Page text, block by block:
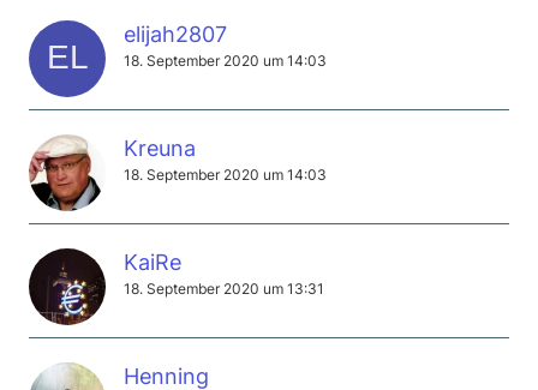
elijah2807
18. September 2020 um 14:03
Kreuna
18. September 2020 um 14:03
KaiRe
18. September 2020 um 13:31
Henning